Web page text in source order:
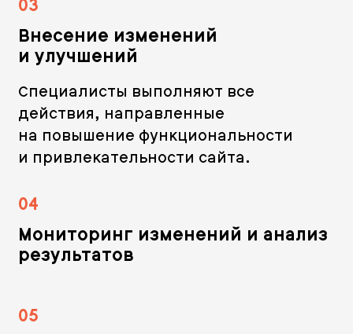
03
Внесение изменений
и улучшений
Специалисты выполняют все
действия, направленные
на повышение функциональности
и привлекательности сайта.
04
Мониторинг изменений и анализ
результатов
05